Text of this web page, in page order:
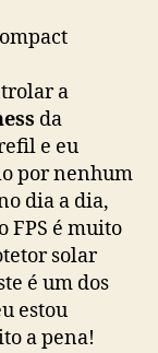
a
da
e eu
por nenhum
dia a dia,
FPS é muito
solar
é um dos
estou
a pena!